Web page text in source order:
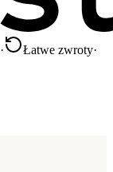
· Łatwe zwroty·